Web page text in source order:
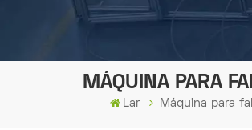
MÁQUINA PARA
Lar Máquina para